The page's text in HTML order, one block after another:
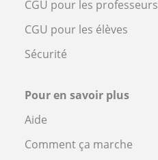
CGU pour les professeurs
CGU pour les élèves
Sécurité
Pour en savoir plus
Aide
Comment ça marche